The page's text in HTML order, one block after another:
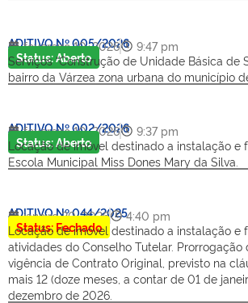
ADITIVO Nº 005/2026
fevereiro 10, 2026 9:47 pm
Status: Aberto
Serviços “Construção de Unidade Básica de
bairro da Várzea zona urbana do município
ADITIVO Nº 002/2026
fevereiro 10, 2026 9:37 pm
Status: Aberto
Locação de imóvel destinado a instalação e
Escola Municipal Miss Dones Mary da Silva.
ADITIVO Nº 044/2025
janeiro 20, 2026 4:40 pm
Status: Fechado
Locação de imóvel destinado a instalação e
atividades do Conselho Tutelar. Prorrogação
vigência de Contrato Original, previsto na
mais 12 (doze meses, a contar de 01 de
dezembro de 2026.